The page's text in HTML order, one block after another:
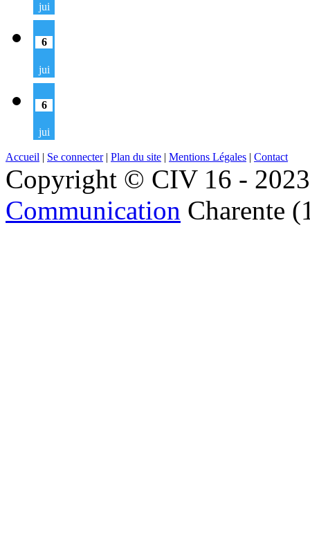
jui
6
jui
6
jui
Accueil | Se connecter| Plan du site | Mentions Légales | Contact
Copyright © CIV 16 -
Communication Charente